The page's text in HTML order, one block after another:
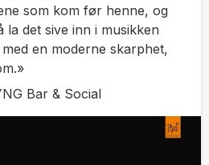
som kom før henne, og
det sive inn i musikken
en moderne skarphet,
Bar & Social